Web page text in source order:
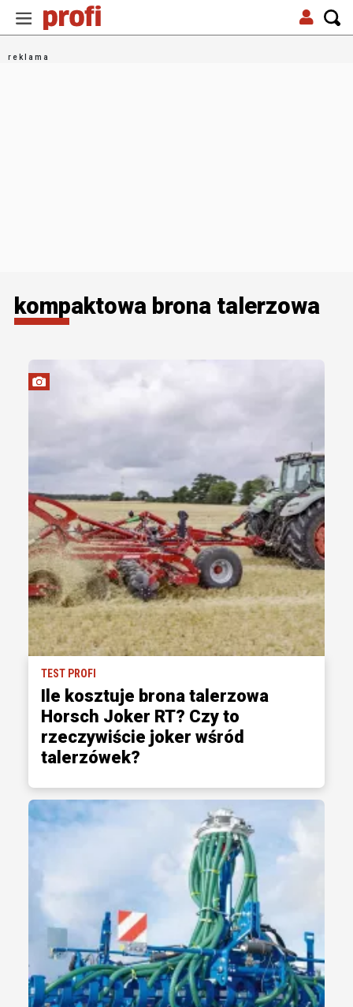
kompaktowa brona talerzowa
TEST PROFI
Ile kosztuje brona talerzowa
Horsch Joker RT? Czy to
rzeczywiście joker wśród
talerzówek?